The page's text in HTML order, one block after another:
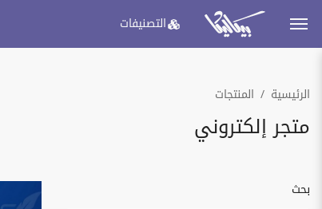
التصنيفات
الرئيسية المنتجات
متجر إلكتروني
بحث